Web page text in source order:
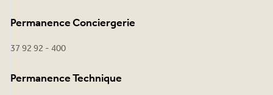
Permanence Conciergerie
37 92 92 - 400
Permanence Technique